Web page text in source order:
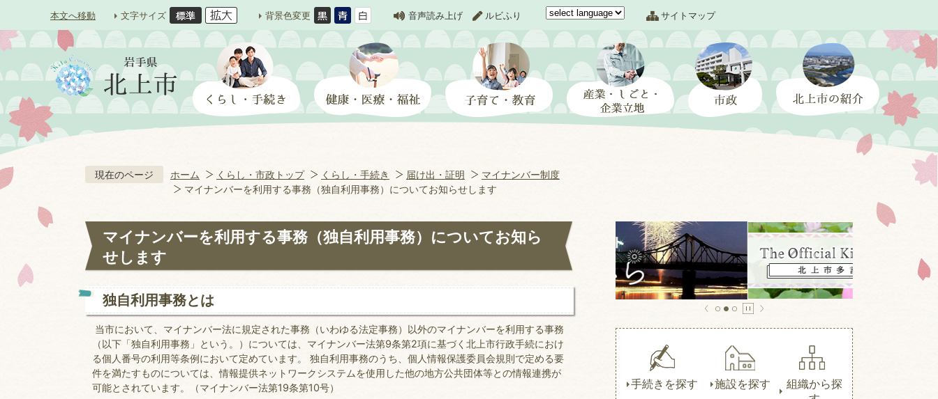
本文へ移動 文字サイズ 背景色変更 音声読み上げ ルビふり サイトマップ
現在のページ ホーム くらし・市政トップ くらし・手続き 届け出・証明
マイナンバー制度
マイナンバーを利用する事務（独自利用事務）についてお知らせします
マイナンバーを利用する事務（独自利用事務）についてお知ら
せします
独自利用事務とは
当市において、マイナンバー法に規定された事務（いわゆる法定事務）以外のマイナンバーを利用する事務
（以下「独自利用事務」という。）については、マイナンバー法第9条第2項に基づく北上市行政手続におけ
る個人番号の利用等条例において定めています。 独自利用事務のうち、個人情報保護委員会規則で定める要
件を満たすものについては、情報提供ネットワークシステムを使用した他の地方公共団体等との情報連携が
可能とされています。（マイナンバー法第19条第10号）
手続きを探す 施設を探す
組織から探